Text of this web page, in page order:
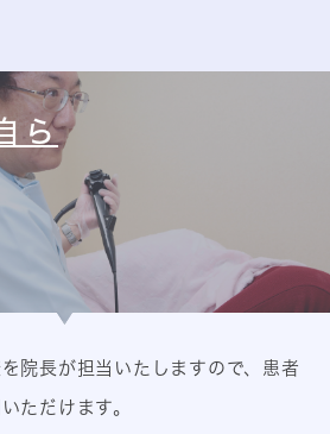
ら
院長が担当いたしますので、患者
ただけます。